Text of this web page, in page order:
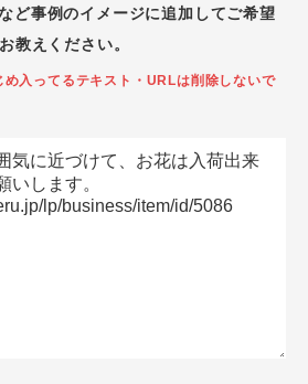
ど事例のイメージに追加してご希望
教えください。
入ってるテキスト・URLは削除しないで